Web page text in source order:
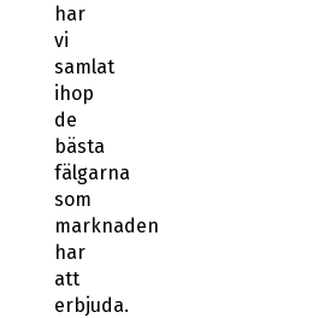
har
vi
samlat
ihop
de
bästa
fälgarna
som
marknaden
har
att
erbjuda.